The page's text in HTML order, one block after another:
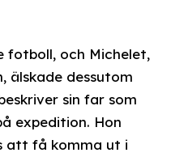
och Michelet,
älskade dessutom
sin far som
expedition. Hon
att få komma ut i